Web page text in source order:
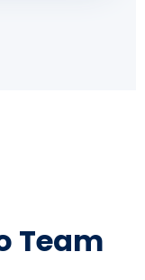
Team